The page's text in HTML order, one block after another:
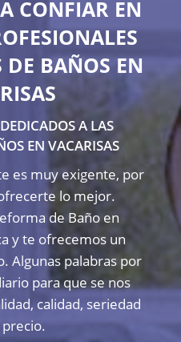
CONFIAR EN
DE BAÑOS EN
A LAS
EN VACARISAS
es muy exigente, por
lo mejor.
de Baño en
y te ofrecemos un
Algunas palabras por
para que se nos
calidad, seriedad